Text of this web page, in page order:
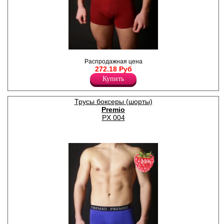
выше 30 градусов.
Лайкра 5%
Хлопок 95%
по поясу жаккардовая
резинка с надписью " Premio"
Лайкра 5%
Хлопок 95%
Распродажная цена
272.18 Руб
Купить
Трусы боксеры (шорты)
Premio
PX 004
−20%